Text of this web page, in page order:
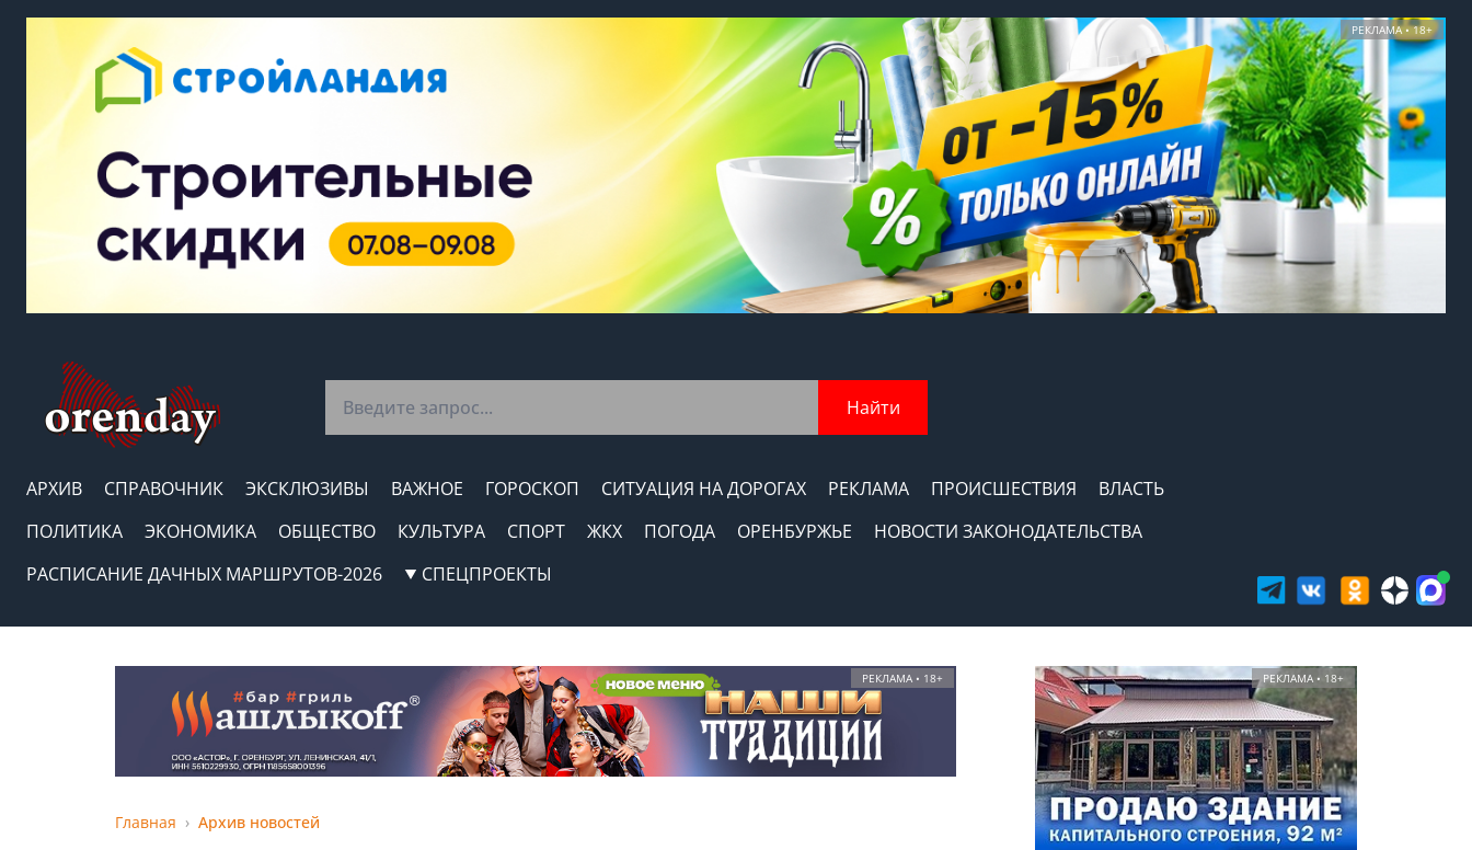
РЕКЛАМА • 18+
Найти
АРХИВ СПРАВОЧНИК ЭКСКЛЮЗИВЫ ВАЖНОЕ ГОРОСКОП СИТУАЦИЯ НА ДОРОГАХ РЕКЛАМА ПРОИСШЕСТВИЯ
ВЛАСТЬ
ПОЛИТИКА
ЭКОНОМИКА ОБЩЕСТВО КУЛЬТУРА СПОРТ ЖКХ ПОГОДА ОРЕНБУРЖЬЕ
НОВОСТИ ЗАКОНОДАТЕЛЬСТВА
РАСПИСАНИЕ ДАЧНЫХ МАРШРУТОВ-2026
СПЕЦПРОЕКТЫ
РЕКЛАМА • 18+
Главная Архив новостей
РЕКЛАМА • 18+